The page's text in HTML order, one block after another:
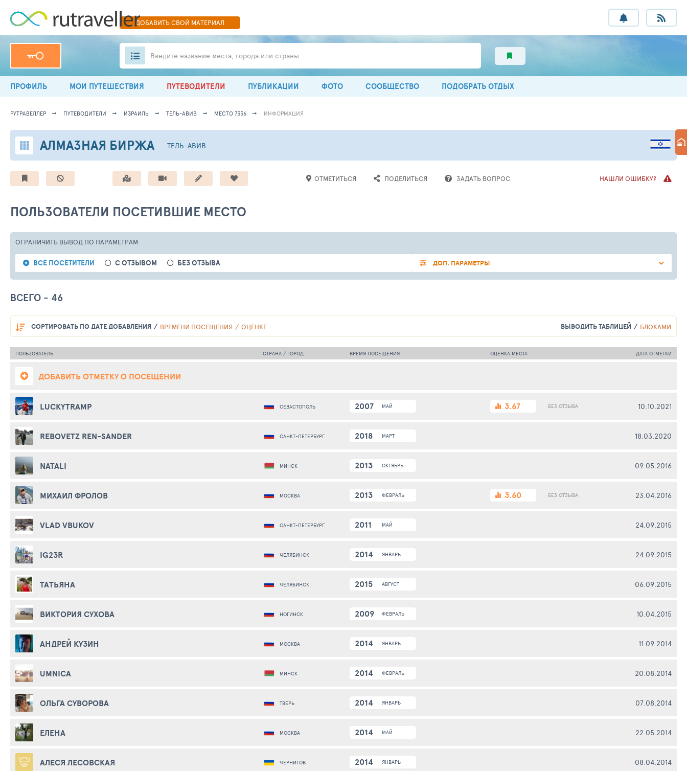
ДОБАВИТЬСВОЙ МАТЕРИАЛ
Введите название места, города или страны
ПРОФИЛЬ МОИ ПУТЕШЕСТВИЯ ПУТЕВОДИТЕЛИ ПУБЛИКАЦИИ ФОТО СООБЩЕСТВО ПОДОБРАТЬ ОТДЫХ
РУТРАВЕЛЛЕР ПУТЕВОДИТЕЛИ ИЗРАИЛЬ ТЕЛЬ-АВИВ МЕСТО 7336 ИНФОРМАЦИЯ
АЛМАЗНАЯ БИРЖА ТЕЛЬ-АВИВ
ОТМЕТИТЬСЯ ПОДЕЛИТЬСЯ ЗАДАТЬ ВОПРОС НАШЛИ ОШИБКУ?
ПОЛЬЗОВАТЕЛИ ПОСЕТИВШИЕ МЕСТО
ОГРАНИЧИТЬ ВЫВОД ПО ПАРАМЕТРАМ
ВСЕ ПОСЕТИТЕЛИ С ОТЗЫВОМ БЕЗ ОТЗЫВА ДОП. ПАРАМЕТРЫ
ВСЕГО - 46
СОРТИРОВАТЬ ПО ДАТЕ ДОБАВЛЕНИЯ ВРЕМЕНИ ПОСЕЩЕНИЯ ОЦЕНКЕ ВЫВОДИТЬ ТАБЛИЦЕЙ БЛОКАМИ
ПОЛЬЗОВАТЕЛЬ СТРАНА / ГОРОД ВРЕМЯ ПОСЕЩЕНИЯ ОЦЕНКА МЕСТА ДАТА ОТМЕТКИ
ДОБАВИТЬ ОТМЕТКУ О ПОСЕЩЕНИИ
LUCKYTRAMP СЕВАСТОПОЛЬ 2007 МАЙ 3.67 БЕЗ ОТЗЫВА 10.10.2021
REBOVETZ REN-SANDER САНКТ-ПЕТЕРБУРГ 2018 МАРТ 18.03.2020
NATALI МИНСК 2013 ОКТЯБРЬ 09.05.2016
МИХАИЛ ФРОЛОВ МОСКВА 2013 ФЕВРАЛЬ 3.60 БЕЗ ОТЗЫВА 23.04.2016
VLAD VBUKOV САНКТ-ПЕТЕРБУРГ 2011 МАЙ 24.09.2015
IG23R ЧЕЛЯБИНСК 2014 ЯНВАРЬ 24.09.2015
ТАТЬЯНА ЧЕЛЯБИНСК 2015 АВГУСТ 06.09.2015
ВИКТОРИЯ СУХОВА НОГИНСК 2009 ФЕВРАЛЬ 10.04.2015
АНДРЕЙ КУЗИН МОСКВА 2014 ЯНВАРЬ 11.09.2014
UMNICA МИНСК 2014 ФЕВРАЛЬ 20.08.2014
ОЛЬГА СУВОРОВА ТВЕРЬ 2014 ЯНВАРЬ 07.08.2014
ЕЛЕНА МОСКВА 2014 МАЙ 22.05.2014
АЛЕСЯ ЛЕСОВСКАЯ ЧЕРНИГОВ 2014 ЯНВАРЬ 08.04.2014